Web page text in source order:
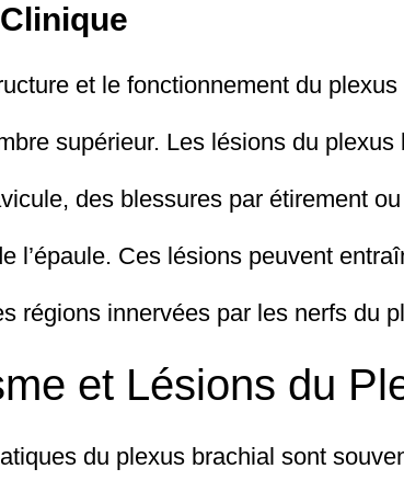
et le fonctionnement du
supérieur. Les lésions du
des blessures par étirement
l’épaule. Ces lésions peuvent
régions innervées par les nerfs du
et Lésions du
du plexus brachial sont